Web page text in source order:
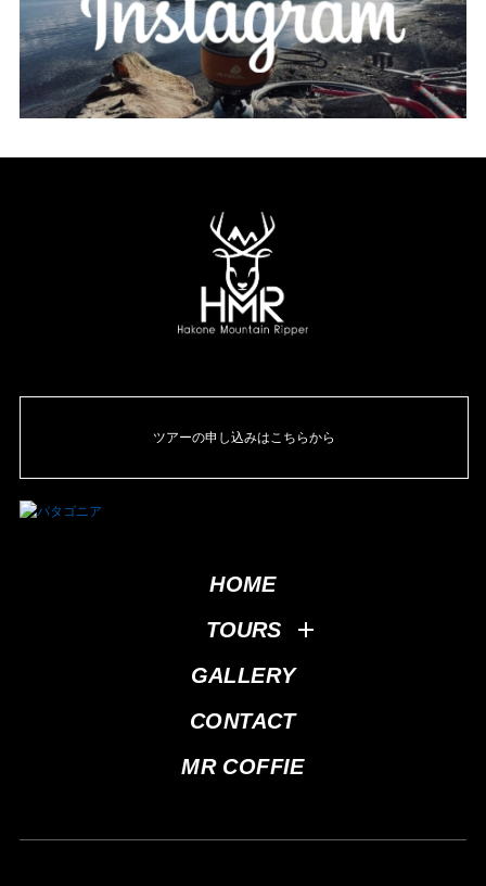
ツアーの申し込みはこちらから
HOME
TOURS
GALLERY
CONTACT
MR COFFIE